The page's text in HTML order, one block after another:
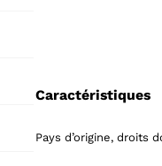
products
Caractéristiques
Pays d’origine, droits